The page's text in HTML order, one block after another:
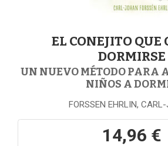
EL CONEJITO QUE
DORMIRSE
UN NUEVO MÉTODO PARA
NIÑOS A
FORSSEN EHRLIN,
14,96 €